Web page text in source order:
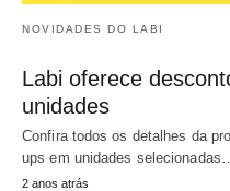
NOVIDADES DO LABI
Labi oferece
unidades
Confira todos os detalhes da
ups em unidades selecionadas…
2 anos atrás